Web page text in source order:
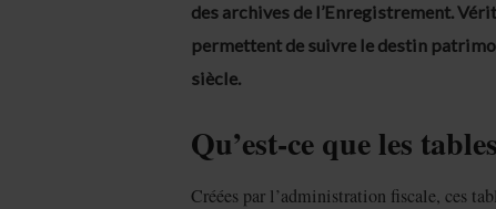
des archives de l’Enregistrement.
permettent de suivre le destin
siècle.
Qu’est-ce que les
Créées par l’administration fiscale, ces